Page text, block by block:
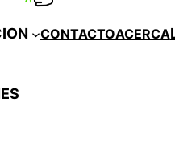
CONTACTOACERCA